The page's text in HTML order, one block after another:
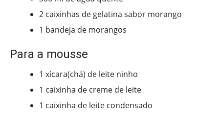
2 caixinhas de gelatina sabor morango
1 bandeja de morangos
Para a mousse
1 xícara(chá) de leite ninho
1 caixinha de creme de leite
1 caixinha de leite condensado